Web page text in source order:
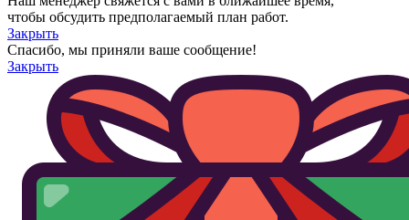
чтобы обсудить предполагаемый план работ.
Закрыть
Спасибо, мы приняли ваше сообщение!
Закрыть